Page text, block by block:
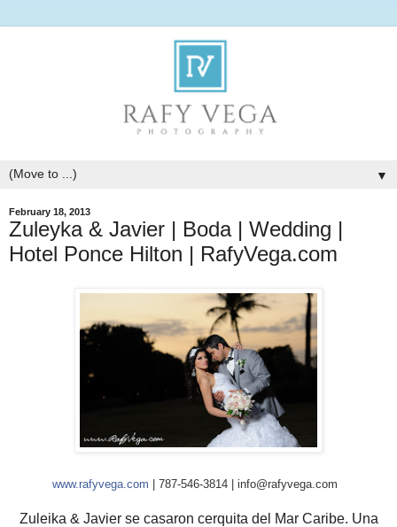
▼
February 18, 2013
Zuleyka & Javier | Boda | Wedding |
Hotel Ponce Hilton | RafyVega.com
www.rafyvega.com | 787-546-3814 | info@rafyvega.com
Zuleika & Javier se casaron cerquita del Mar Caribe. Una